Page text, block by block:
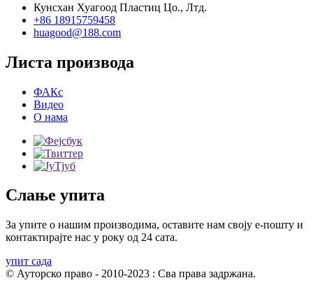
Кунсхан Хуагоод Пластиц Цо., Лтд.
+86 18915759458
huagood@188.com
Листа производа
ФАКс
Видео
О нама
Слање упита
За упите о нашим производима, оставите нам своју е-пошту и
контактирајте нас у року од 24 сата.
упит сада
© Ауторско право - 2010-2023 : Сва права задржана.